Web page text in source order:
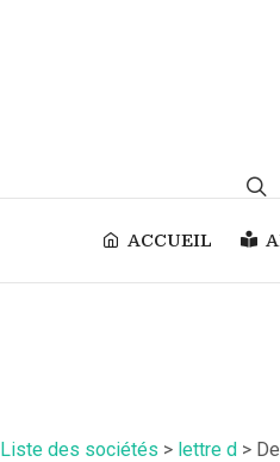
ACCUEIL
Liste des sociétés > lettre d >